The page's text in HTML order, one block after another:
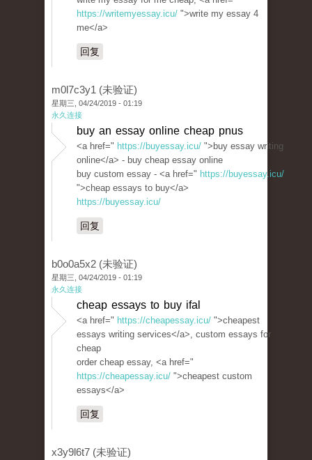
https://writemyessay.icu/ ">write my essay 4
me</a>
回复
m0l7c3y1 (未验证)
星期三, 04/24/2019 - 01:19
永久连接
buy an essay online cheap pnus
<a href=" https://buyessay.icu/ ">buy essay writing
online</a> - buy cheap essay online
buy custom essay - <a href=" https://buyessay.icu/
">cheap essays to buy</a>
https://buyessay.icu/
回复
b0o0a5x2 (未验证)
星期三, 04/24/2019 - 01:19
永久连接
cheap essays to buy ifal
<a href=" https://cheapessay.icu/ ">cheapest
essays writing services</a>, custom essays for
cheap
order cheap essay, <a href="
https://cheapessay.icu/ ">cheapest custom
essays</a>
回复
x3y9l6t7 (未验证)